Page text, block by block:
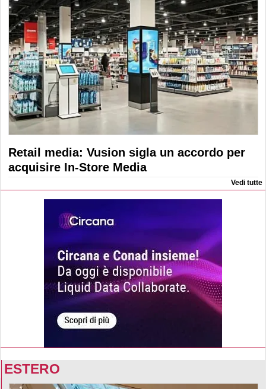
Retail media: Vusion sigla un accordo per
acquisire In-Store Media
Vedi tutte
ESTERO